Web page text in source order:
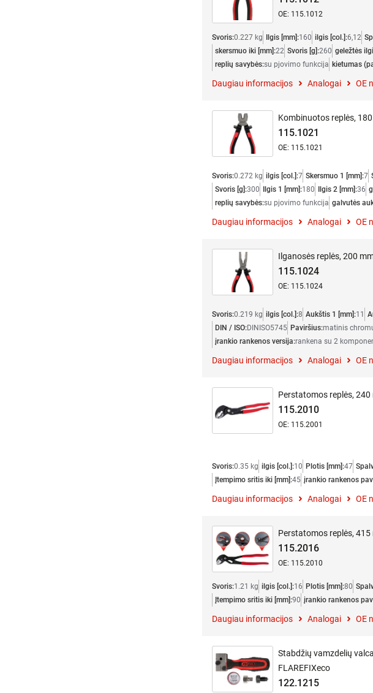
OE: 115.1012
Svoris:0.227 kg Ilgis [mm]:160 ilgis [col.]:6,12
skersmuo iki [mm]:22 Svoris [g]:260 geležtės
replių savybės:su pjovimo funkcija kietumas
Daugiau informacijos Analogai OE
Kombinuotos replės, 180
115.1021
OE: 115.1021
Svoris:0.272 kg ilgis [col.]:7 Skersmuo 1 [mm]:7
Svoris [g]:300 Ilgis 1 [mm]:180 Ilgis 2 [mm]:36
replių savybės:su pjovimo funkcija galvutės
Daugiau informacijos Analogai OE
Ilganosės replės, 200
115.1024
OE: 115.1024
Svoris:0.219 kg ilgis [col.]:8 Aukštis 1 [mm]:11
DIN / ISO:DINISO5745 Paviršius:matinis
įrankio rankenos versija:rankena su 2
Daugiau informacijos Analogai OE
Perstatomos replės,
115.2010
OE: 115.2001
Svoris:0.35 kg ilgis [col.]:10 Plotis [mm]:47
Įtempimo sritis iki [mm]:45 įrankio rankenos
Daugiau informacijos Analogai OE
Perstatomos replės,
115.2016
OE: 115.2010
Svoris:1.21 kg ilgis [col.]:16 Plotis [mm]:80
Įtempimo sritis iki [mm]:90 įrankio rankenos
Daugiau informacijos Analogai OE
Stabdžių vamzdelių
FLAREFIXeco
122.1215